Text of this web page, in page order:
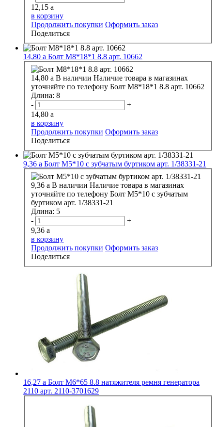
12,15 a
в корзину
Продолжить покупки Оформить заказ
Поделиться
14,80 a Болт М8*18*1 8.8 арт. 10662
14,80 a В наличии Наличие товара в магазинах
уточняйте по телефону
Болт М8*18*1 8.8 арт. 10662
Длина: 8
-
+
14,80 a
в корзину
Продолжить покупки Оформить заказ
Поделиться
9,36 a Болт М5*10 с зубчатым буртиком арт. 1/38331-21
9,36 a В наличии Наличие товара в магазинах
уточняйте по телефону Болт М5*10 с зубчатым
буртиком арт. 1/38331-21
Длина: 5
-
+
9,36 a
в корзину
Продолжить покупки Оформить заказ
Поделиться
16,27 a Болт М6*65 8.8 натяжителя ремня генератора
2110 арт. 2110-3701629